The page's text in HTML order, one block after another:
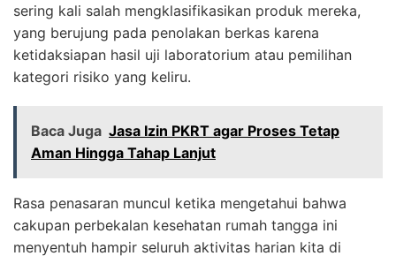
sering kali salah mengklasifikasikan produk mereka,
yang berujung pada penolakan berkas karena
ketidaksiapan hasil uji laboratorium atau pemilihan
kategori risiko yang keliru.
Baca Juga Jasa Izin PKRT agar Proses Tetap
Aman Hingga Tahap Lanjut
Rasa penasaran muncul ketika mengetahui bahwa
cakupan perbekalan kesehatan rumah tangga ini
menyentuh hampir seluruh aktivitas harian kita di